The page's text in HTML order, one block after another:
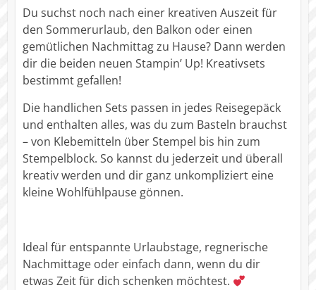
Du suchst noch nach einer kreativen Auszeit für
den Sommerurlaub, den Balkon oder einen
gemütlichen Nachmittag zu Hause? Dann werden
dir die beiden neuen Stampin’ Up! Kreativsets
bestimmt gefallen!
Die handlichen Sets passen in jedes Reisegepäck
und enthalten alles, was du zum Basteln brauchst
– von Klebemitteln über Stempel bis hin zum
Stempelblock. So kannst du jederzeit und überall
kreativ werden und dir ganz unkompliziert eine
kleine Wohlfühlpause gönnen.
Ideal für entspannte Urlaubstage, regnerische
Nachmittage oder einfach dann, wenn du dir
etwas Zeit für dich schenken möchtest.